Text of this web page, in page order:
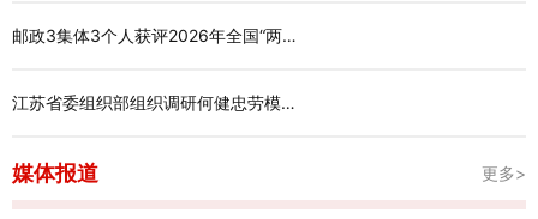
邮政3集体3个人获评2026年全国“两…
江苏省委组织部组织调研何健忠劳模…
媒体报道 更多>